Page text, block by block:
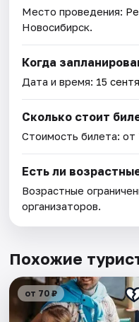
Место проведения:
Новосибирск.
Когда
Дата и время: 15
Сколько стоит
Стоимость билета: от
Есть ли
Возрастные
организаторов.
Похожие
от 70 ₽